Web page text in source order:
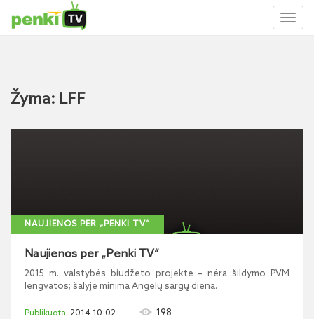
Žyma: LFF
NAUJIENOS PER „PENKI TV“
Naujienos per „Penki TV“
2015 m. valstybės biudžeto projekte – nėra šildymo PVM
lengvatos; šalyje minima Angelų sargų diena.
2014-10-02 198